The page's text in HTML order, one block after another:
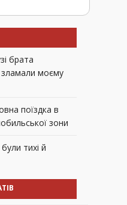
брата
зламали моєму
поїздка в
зони
були тихі й